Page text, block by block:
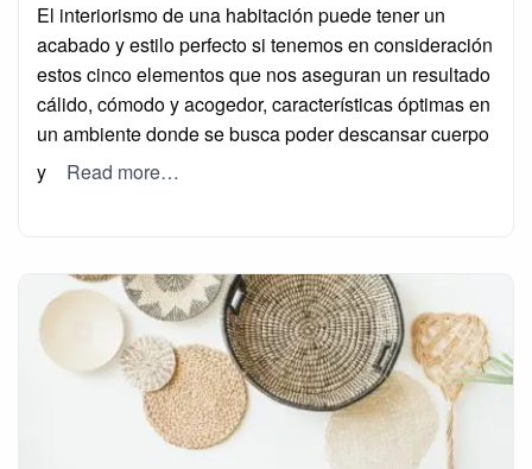
El interiorismo de una habitación puede tener un
acabado y estilo perfecto si tenemos en consideración
estos cinco elementos que nos aseguran un resultado
cálido, cómodo y acogedor, características óptimas en
un ambiente donde se busca poder descansar cuerpo
y
Read more…